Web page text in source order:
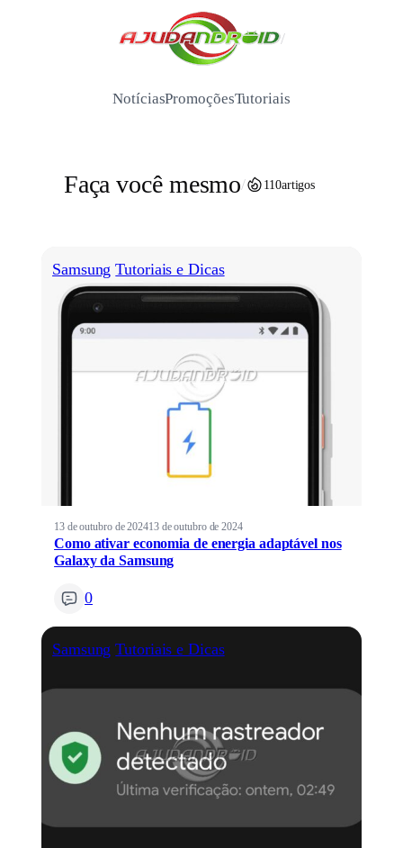
/
NotíciasPromoçõesTutoriais
Faça você mesmo/ 110artigos
Samsung Tutoriais e Dicas
13 de outubro de 202413 de outubro de 2024
Como ativar economia de energia adaptável nos
Galaxy da Samsung
0
Samsung Tutoriais e Dicas